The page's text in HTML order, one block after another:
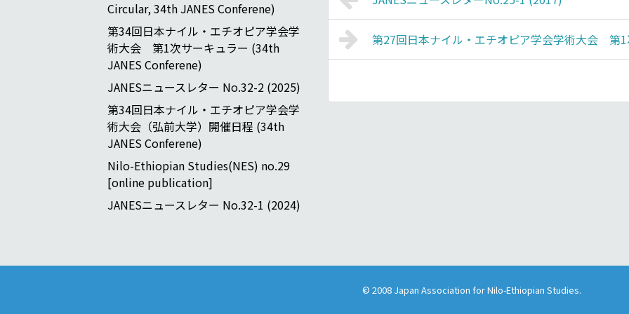
第27回日本ナイル・エチオピア学会学術大会 第1
Circular, 34th JANES Conferene)
第34回日本ナイル・エチオピア学会学
術大会 第1次サーキュラー (34th
JANES Conferene)
JANESニュースレター No.32-2 (2025)
第34回日本ナイル・エチオピア学会学
術大会（弘前大学）開催日程 (34th
JANES Conferene)
Nilo-Ethiopian Studies(NES) no.29
[online publication]
JANESニュースレター No.32-1 (2024)
© 2008 Japan Association for Nilo-Ethiopian Studies.